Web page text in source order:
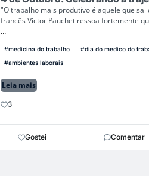
"O trabalho mais produtivo é aquele que
francês Victor Pauchet ressoa fortemente
...
#medicina do trabalho #dia do medico do
#ambientes laborais
Leia mais
3
Gostei Comentar